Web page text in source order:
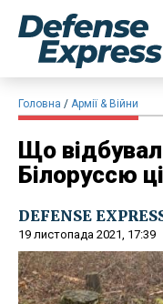
Головна Армії & Війни
Що
Білоруссю
DEFENSE
19 листопада 2021, 17:39